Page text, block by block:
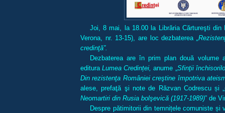
Joi, 8 mai, la 18.00 la Librăria Cărtureşti din
Verona, nr. 13-15), are loc dezbaterea
credinţă”.
Dezbaterea are în prim plan două volume
edituraLumea Credinței,anume „ Sfinţii
Din rezistenţa României creştine împotriva
alese, prefaţă şi note de Răzvan Codrescu și „
Neomartiri din Rusia bolşevică (1917-1989)” de
Despre pătimitorii din temnițele comuniste și